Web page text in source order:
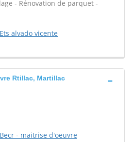
- Rénovation de parquet -
Ets alvado vicente
Rtillac, Martillac
Becr - maitrise d'oeuvre